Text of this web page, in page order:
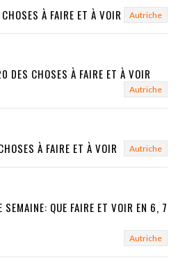
À FAIRE ET À VOIR Autriche
DES CHOSES À FAIRE ET À VOIR
Autriche
À FAIRE ET À VOIR Autriche
SEMAINE: QUE FAIRE ET VOIR EN 6, 7
Autriche